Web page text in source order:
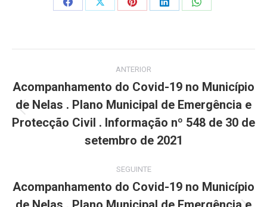
Share
Share
Share
Share
Share
navigation
ANTERIOR
Previous
post:
Acompanhamento do Covid-19 no Município
de Nelas . Plano Municipal de Emergência e
Protecção Civil . Informação nº 548 de 30 de
setembro de 2021
SEGUINTE
Acompanhamento do Covid-19 no Município